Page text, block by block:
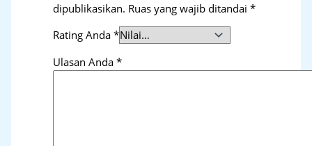
dipublikasikan. Ruas yang wajib ditandai*
Rating Anda*
Ulasan Anda*